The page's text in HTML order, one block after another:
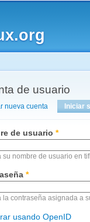
usted
de usuario
principales
nueva cuenta Iniciar
de usuario *
su nombre de usuario en
*
la contraseña asignada a
usando OpenID